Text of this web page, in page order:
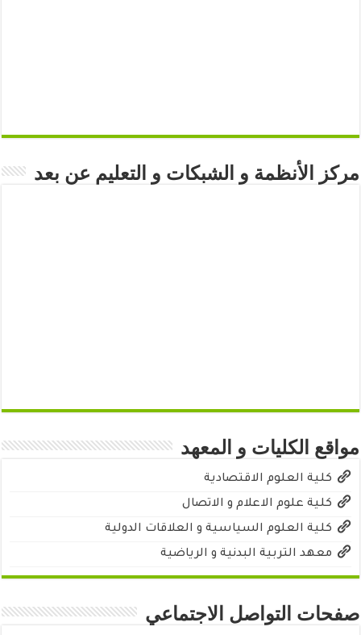
مركز الأنظمة و الشبكات و التعليم عن بعد
مواقع الكليات و المعهد
كلية العلوم الاقتصادية
كلية علوم الاعلام و الاتصال
كلية العلوم السياسية و العلاقات الدولية
معهد التربية البدنية و الرياضية
صفحات التواصل الاجتماعي